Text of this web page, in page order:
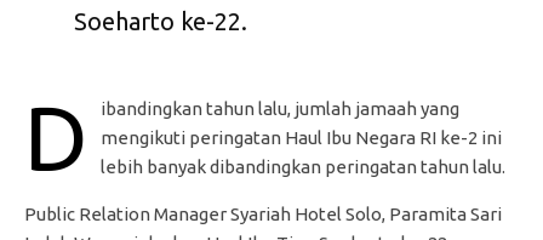
Soeharto ke-22.
D
ibandingkan tahun lalu, jumlah jamaah yang
mengikuti peringatan Haul Ibu Negara RI ke-2 ini
lebih banyak dibandingkan peringatan tahun lalu.
Public Relation Manager Syariah Hotel Solo, Paramita Sari